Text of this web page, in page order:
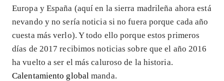
Europa y España (aquí en la sierra madrileña ahora está
nevando y no sería noticia si no fuera porque cada año
cuesta más verlo). Y todo ello porque estos primeros
días de 2017 recibimos noticias sobre que el año 2016
ha vuelto a ser el más caluroso de la historia.
Calentamiento global manda.